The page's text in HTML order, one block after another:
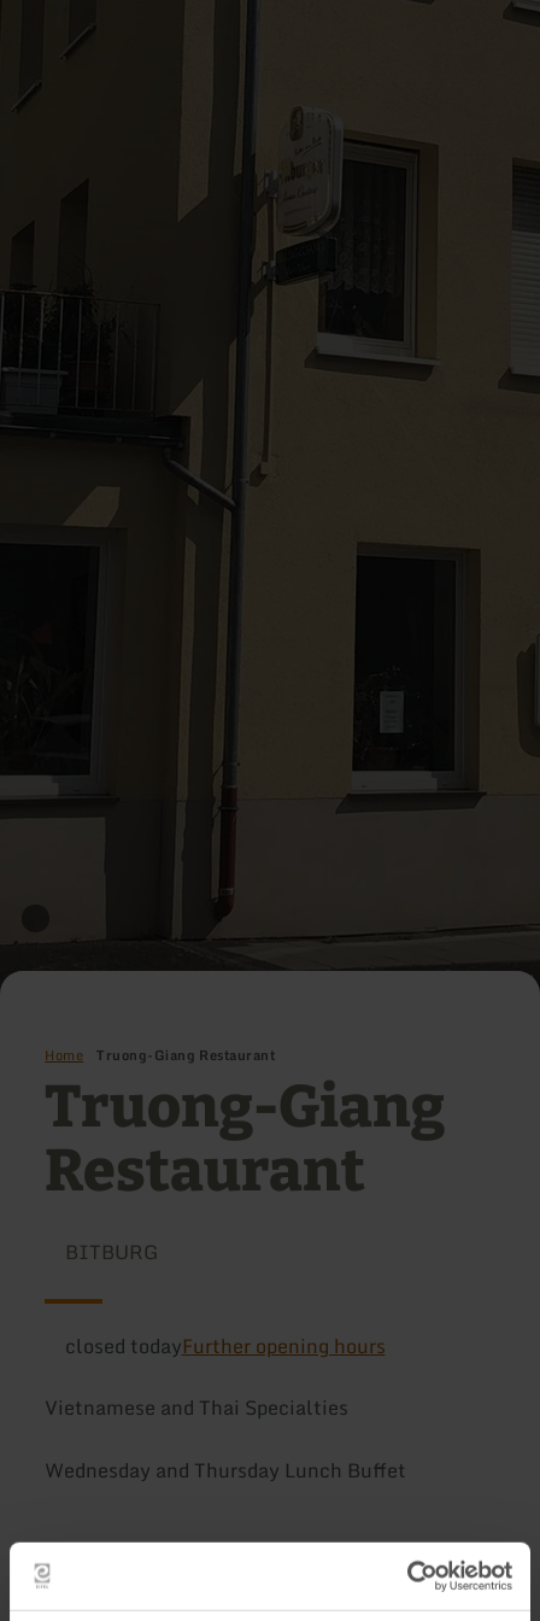
Home Truong-Giang Restaurant
Truong-Giang
Restaurant
BITBURG
closed todayFurther opening hours
Vietnamese and Thai Specialties
Wednesday and Thursday Lunch Buffet
Further